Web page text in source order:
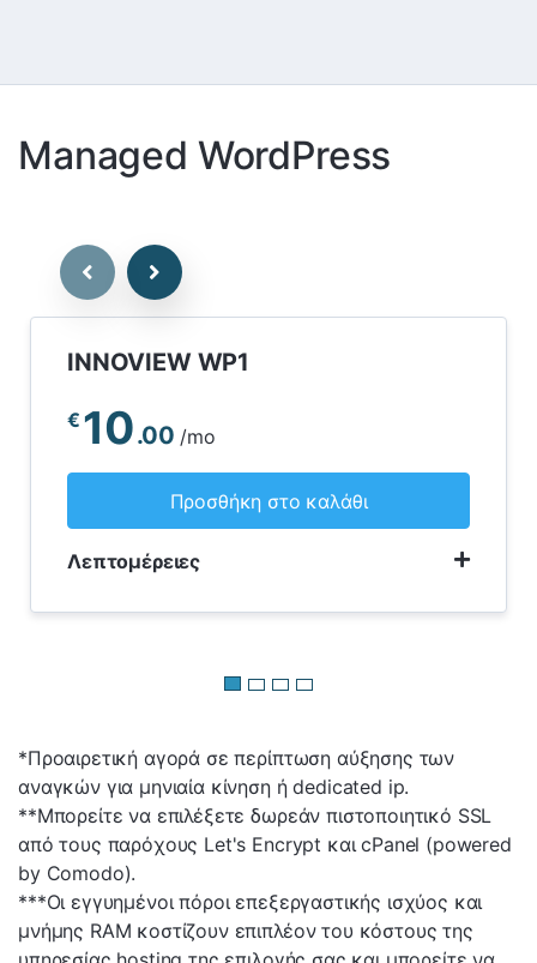
Managed WordPress
INNOVIEW WP1
€ 10.00 /mo
Προσθήκη στο καλάθι
Λεπτομέρειες
*Προαιρετική αγορά σε περίπτωση αύξησης των
αναγκών για μηνιαία κίνηση ή dedicated ip.
**Μπορείτε να επιλέξετε δωρεάν πιστοποιητικό SSL
από τους παρόχους Let's Encrypt και cPanel (powered
by Comodo).
***Οι εγγυημένοι πόροι επεξεργαστικής ισχύος και
μνήμης RAM κοστίζουν επιπλέον του κόστους της